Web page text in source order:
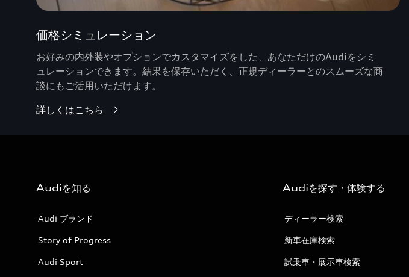
価格シミュレーション
お好みの内外装やオプションでカスタマイズをした、あなただけのAudiをシミ
ュレーションできます。結果を保存いただく、正規ディーラーとのスムーズな商
談にもご活用いただけます。
詳しくはこちら
Audiを知る
Audi ブランド
Story of Progress
Audi Sport
Audiを探す・体験する
ディーラー検索
新車在庫検索
試乗車・展示車検索